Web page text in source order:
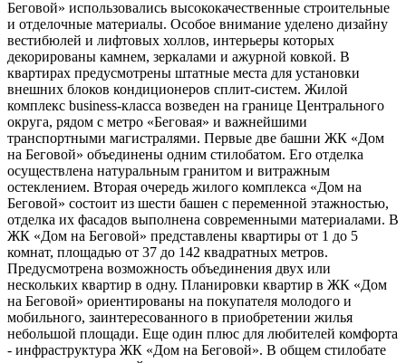
Беговой» использовались высококачественные строительные
и отделочные материалы. Особое внимание уделено дизайну
вестибюлей и лифтовых холлов, интерьеры которых
декорированы камнем, зеркалами и ажурной ковкой. В
квартирах предусмотрены штатные места для установки
внешних блоков кондиционеров сплит-систем. Жилой
комплекс business-класса возведен на границе Центрального
округа, рядом с метро «Беговая» и важнейшими
транспортными магистралями. Первые две башни ЖК «Дом
на Беговой» объединены одним стилобатом. Его отделка
осуществлена натуральным гранитом и витражным
остеклением. Вторая очередь жилого комплекса «Дом на
Беговой» состоит из шести башен с переменной этажностью,
отделка их фасадов выполнена современными материалами. В
ЖК «Дом на Беговой» представлены квартиры от 1 до 5
комнат, площадью от 37 до 142 квадратных метров.
Предусмотрена возможность объединения двух или
нескольких квартир в одну. Планировки квартир в ЖК «Дом
на Беговой» ориентированы на покупателя молодого и
мобильного, заинтересованного в приобретении жилья
небольшой площади. Еще один плюс для любителей комфорта
- инфраструктура ЖК «Дом на Беговой». В общем стилобате